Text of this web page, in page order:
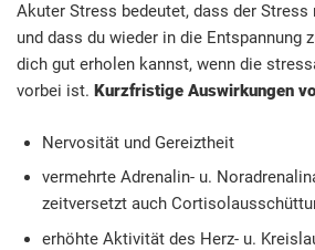
Akuter Stress bedeutet, dass der Stress
und dass du wieder in die Entspannung
dich gut erholen kannst, wenn die
vorbei ist. Kurzfristige Auswirkungen
Nervosität und Gereiztheit
vermehrte Adrenalin- u.
zeitversetzt auch
erhöhte Aktivität des Herz- u.